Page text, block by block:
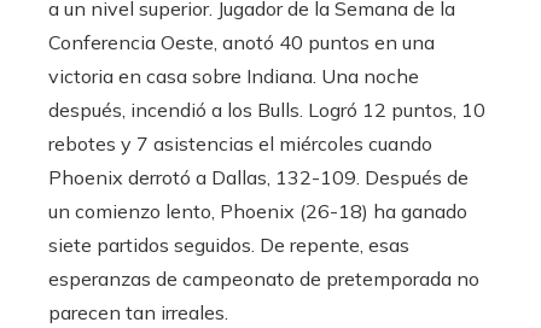
a un nivel superior. Jugador de la Semana de la
Conferencia Oeste, anotó 40 puntos en una
victoria en casa sobre Indiana. Una noche
después, incendió a los Bulls. Logró 12 puntos, 10
rebotes y 7 asistencias el miércoles cuando
Phoenix derrotó a Dallas, 132-109. Después de
un comienzo lento, Phoenix (26-18) ha ganado
siete partidos seguidos. De repente, esas
esperanzas de campeonato de pretemporada no
parecen tan irreales.